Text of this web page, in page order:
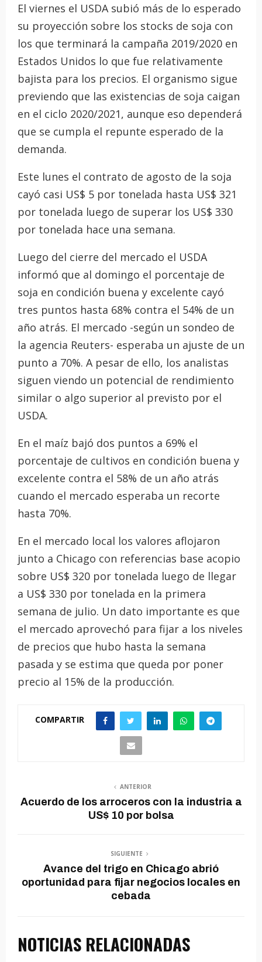
El viernes el USDA subió más de lo esperado
su proyección sobre los stocks de soja con
los que terminará la campaña 2019/2020 en
Estados Unidos lo que fue relativamente
bajista para los precios. El organismo sigue
previendo que las existencias de soja caigan
en el ciclo 2020/2021, aunque eso dependerá
que se cumpla el repunte esperado de la
demanda.
Este lunes el contrato de agosto de la soja
cayó casi US$ 5 por tonelada hasta US$ 321
por tonelada luego de superar los US$ 330
por tonelada hace una semana.
Luego del cierre del mercado el USDA
informó que al domingo el porcentaje de
soja en condición buena y excelente cayó
tres puntos hasta 68% contra el 54% de un
año atrás. El mercado -según un sondeo de
la agencia Reuters- esperaba un ajuste de un
punto a 70%. A pesar de ello, los analistas
siguen viendo un potencial de rendimiento
similar o algo superior al previsto por el
USDA.
En el maíz bajó dos puntos a 69% el
porcentaje de cultivos en condición buena y
excelente contra el 58% de un año atrás
cuando el mercado esperaba un recorte
hasta 70%.
En el mercado local los valores aflojaron
junto a Chicago con referencias base acopio
sobre US$ 320 por tonelada luego de llegar
a US$ 330 por tonelada en la primera
semana de julio. Un dato importante es que
el mercado aprovechó para fijar a los niveles
de precios que hubo hasta la semana
pasada y se estima que queda por poner
precio al 15% de la producción.
COMPARTIR
ANTERIOR
Acuerdo de los arroceros con la industria a
US$ 10 por bolsa
SIGUIENTE
Avance del trigo en Chicago abrió
oportunidad para fijar negocios locales en
cebada
NOTICIAS RELACIONADAS